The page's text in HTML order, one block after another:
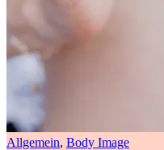
Allgemein, Body Image